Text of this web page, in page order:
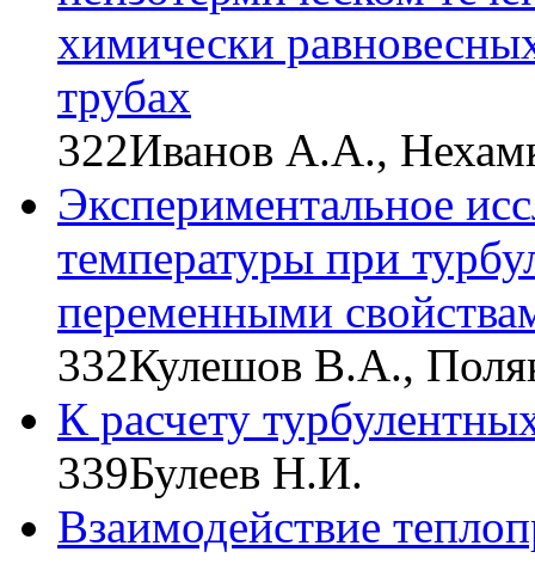
химически
трубах
322Иванов А.А.,
Экспериментальное
температуры при
переменными
332Кулешов В.А.,
К расчету
339Булеев Н.И.
Взаимодействие